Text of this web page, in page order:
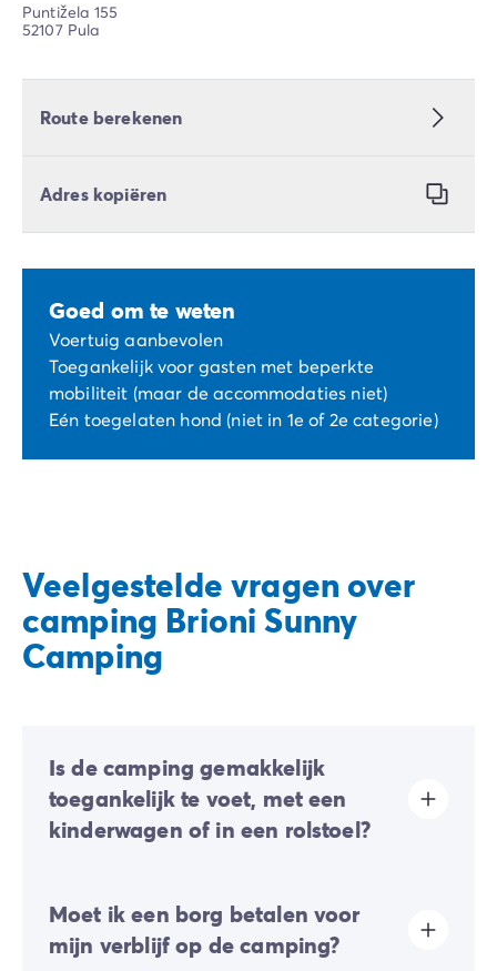
Puntižela 155
52107 Pula
Route berekenen
Adres kopiëren
Goed om te weten
Voertuig aanbevolen
Toegankelijk voor gasten met beperkte
mobiliteit (maar de accommodaties niet)
Eén toegelaten hond (niet in 1e of 2e categorie)
Veelgestelde vragen over
camping Brioni Sunny
Camping
Is de camping gemakkelijk
toegankelijk te voet, met een
kinderwagen of in een rolstoel?
aanwezig, maar deze hinderen over het algemeen het
verplaatsen te voet of met een kinderwagen niet.
De toegankelijkheid voor PBM (Personen met
Moet ik een borg betalen voor
mijn verblijf op de camping?